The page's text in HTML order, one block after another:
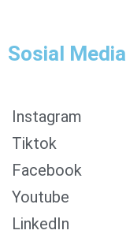
Sosial Media
Instagram
Tiktok
Facebook
Youtube
LinkedIn